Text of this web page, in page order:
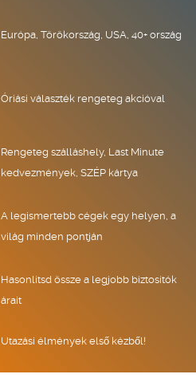
Európa, Törökország, USA, 40+ ország
Óriási választék rengeteg akcióval
Rengeteg szálláshely, Last Minute
kedvezmények, SZÉP kártya
A legismertebb cégek egy helyen, a
világ minden pontján
Hasonlítsd össze a legjobb biztosítók
árait
Utazási élmények első kézből!